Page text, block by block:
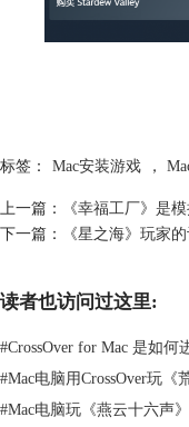
2、火星求生（Surviving
这是一款建设和管理类游
的发展路径，让玩家在克
标签： Mac安装游戏 ，
上一篇：
《幸福工厂》是
下一篇：
《星之海》玩家
读者也访问过这里:
#CrossOver for Mac 是如
#Mac电脑用CrossOver玩
#Mac电脑玩《燕云十六声